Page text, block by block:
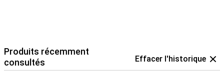
Produits récemment
consultés
Effacer l'historique